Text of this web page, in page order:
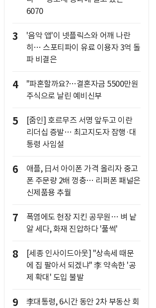
6070
3
'음악 앱'이 넷플릭스와 어깨 나란
히… 스포티파이 유료 이용자 3억 돌
파 비결은
4
"파혼할까요?…결혼자금 5500만원
주식으로 날린 예비신부
5
[줌인] 호르무즈 서명 앞두고 이란
리더십 증발… 최고지도자 잠행·대
통령 사임설
6
애플, 日서 아이폰 가격 올리자 중고
폰 주문량 2배 껑충… 리퍼폰 패널은
신제품용 추월
7
폭염에도 현장 지킨 공무원… 벼 낱
알 세다, 화재 진압하다 '풀썩'
8
[세종 인사이드아웃] "상속세 때문
에 집 팔아서 되겠냐" 李 약속한 '공
제 확대' 도입 불발
9 李대통령, 6시간 동안 2차 부동산 회